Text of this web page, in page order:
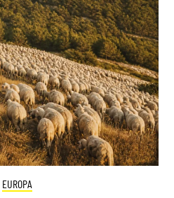
EUROPA